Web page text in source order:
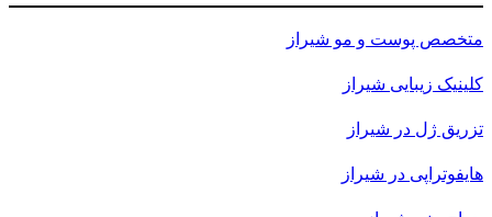
متخصص پوست و مو شیراز
کلینیک زیبایی شیراز
تزریق ژل در شیراز
هایفوتراپی در شیراز